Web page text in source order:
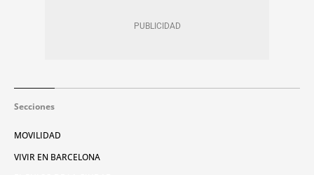
Secciones
MOVILIDAD
VIVIR EN BARCELONA